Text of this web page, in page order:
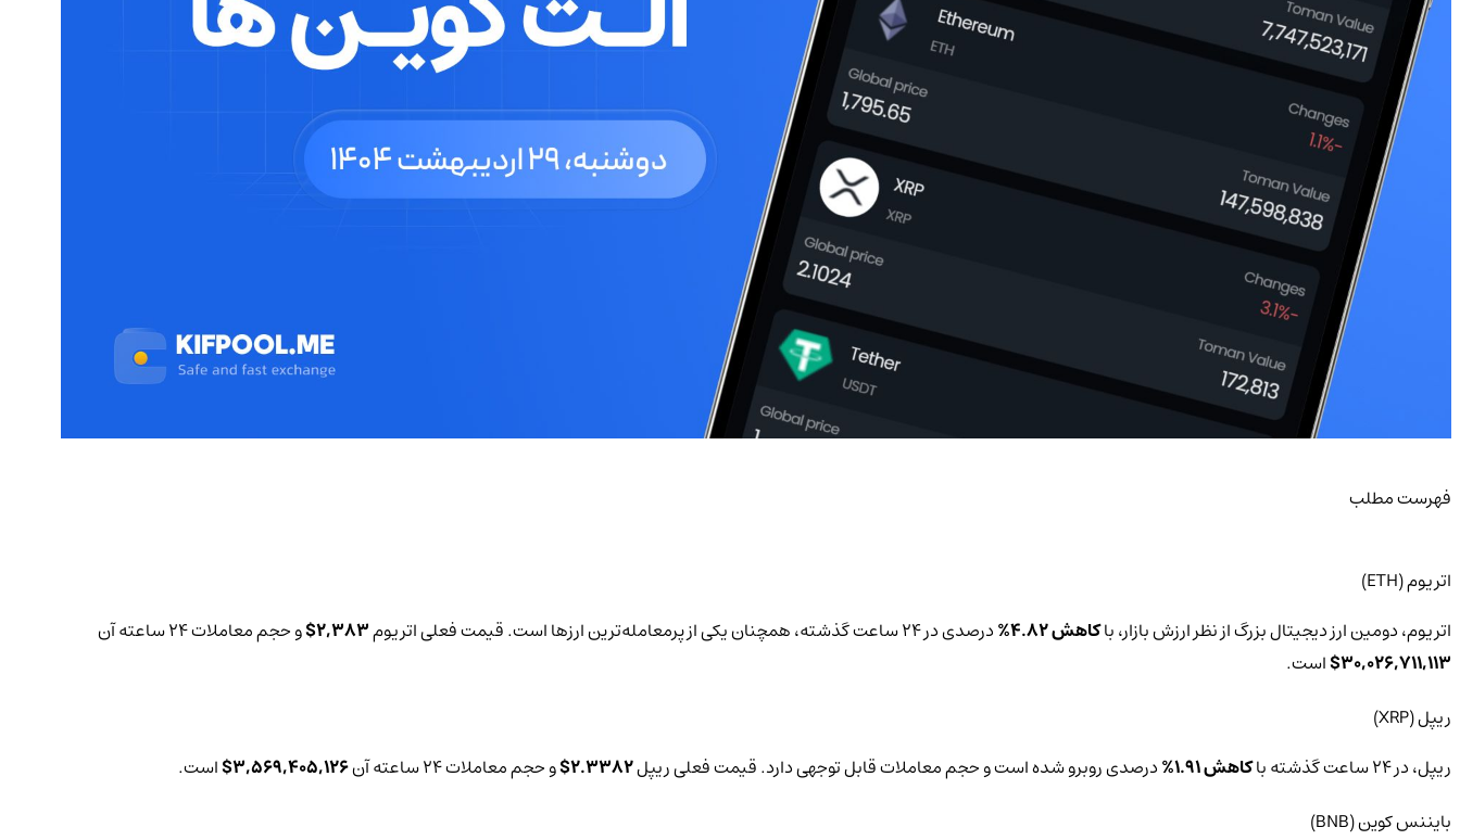
فهرست مطلب
اتریوم (ETH)
اتریوم، دومین ارز دیجیتال بزرگ از نظر ارزش بازار، باکاهش 4.82% درصدی در 24 ساعت گذشته، همچنان یکی از پرمعامله‌ترین ارزها است. قیمت فعلی اتریوم 2,383$ و حجم معاملات 24 ساعته آن
30,026,711,113$ است.
ریپل (XRP)
ریپل، در 24 ساعت گذشته با
کاهش 1.91% درصدی روبرو شده است و حجم معاملات قابل توجهی دارد. قیمت فعلی ریپل2.3382$ و حجم معاملات 24 ساعته آن 3,569,405,126$ است.
بایننس کوین (BNB)